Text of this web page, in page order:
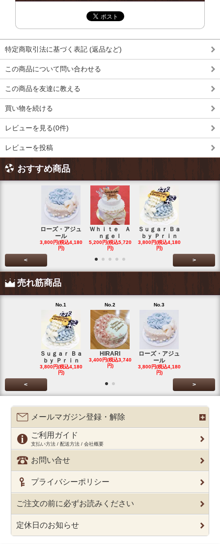
特定商取引法に基づく表記 (返品など)
この商品について問い合わせる
この商品を友達に教える
買い物を続ける
レビューを見る(0件)
レビューを投稿
おすすめ商品
ローズ・アジュ
ール
3,800円(税込4,180
円)
Ｗｈｉｔｅ Ａ
ｎｇｅｌ
5,200円(税込5,720
円)
Ｓｕｇａｒ Ｂａ
ｂｙ Ｐｒｉｎ
3,800円(税込4,180
円)
< >
売れ筋商品
No.1
Ｓｕｇａｒ Ｂａ
ｂｙ Ｐｒｉｎ
3,800円(税込4,180
円)
No.2
HIRARI
3,400円(税込3,740
円)
No.3
ローズ・アジュ
ール
3,800円(税込4,180
円)
< >
メールマガジン登録・解除
ご利用ガイド
支払い方法 / 配送方法 / 会社概要
お問い合せ
プライバシーポリシー
ご注文の前に必ずお読みください
定休日のお知らせ